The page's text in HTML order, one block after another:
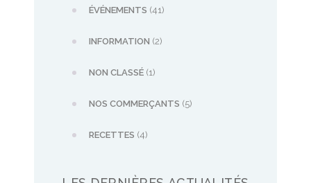
ÉVÉNEMENTS (41)
INFORMATION (2)
NON CLASSÉ (1)
NOS COMMERÇANTS (5)
RECETTES (4)